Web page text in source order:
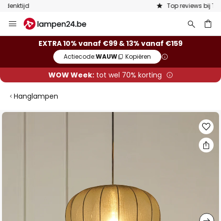
naar
EXTRA 10% vanaf €99 & 13% vanaf €159
Actiecode:WAUW Kopiëren
WOW Week:tot wel 70% korting
Hanglampen
Ga